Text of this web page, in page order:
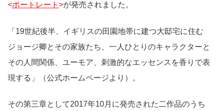
<ポートレート >が発売されました。
「19世紀後半、イギリスの田園地帯に建つ大邸宅に住む
ジョージ卿とその家族たち、一人ひとりのキャラクターと
その人間関係、ユーモア、刺激的なエッセンスを香りで表
現する」（公式ホームページより）。
その第三章として2017年10月に発売された二作品のうち